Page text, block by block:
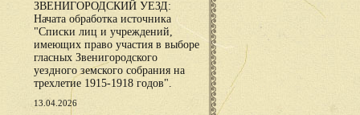
ЗВЕНИГОРОДСКИЙ УЕЗД:
Начата обработка источника
"Списки лиц и учреждений,
имеющих право участия в выборе
гласных Звенигородского
уездного земского собрания на
трехлетие 1915-1918 годов".
13.04.2026